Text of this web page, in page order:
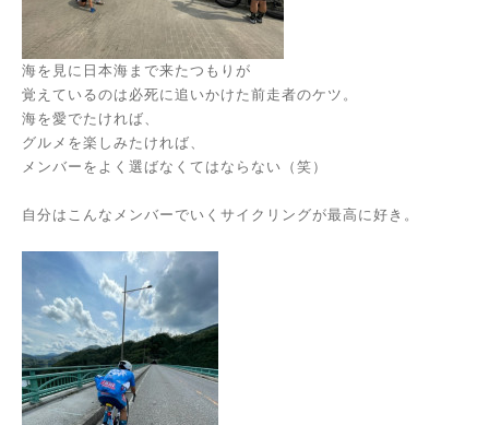
海を見に日本海まで来たつもりが
覚えているのは必死に追いかけた前走者のケツ。
海を愛でたければ、
グルメを楽しみたければ、
メンバーをよく選ばなくてはならない（笑）
自分はこんなメンバーでいくサイクリングが最高に好き。